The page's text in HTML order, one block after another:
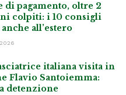
di pagamento, oltre 2
colpiti: i 10 consigli
all’estero
italiana visita in
Flavio Santoiemma:
detenzione